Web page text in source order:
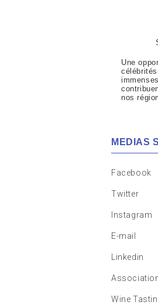
Une
nos
MEDIAS
Facebook
Twitter
Instagram
E-mail
Linkedin
Wine